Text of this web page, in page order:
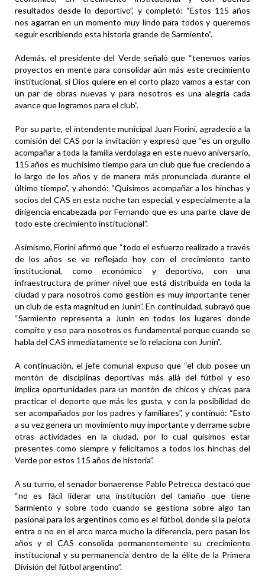
resultados desde lo deportivo”, y completó: “Estos 115 años
nos agarran en un momento muy lindo para todos y queremos
seguir escribiendo esta historia grande de Sarmiento”.
Además, el presidente del Verde señaló que “tenemos varios
proyectos en mente para consolidar aún más este crecimiento
institucional, si Dios quiere en el corto plazo vamos a estar con
un par de obras nuevas y para nosotros es una alegría cada
avance que logramos para el club”.
Por su parte, el intendente municipal Juan Fiorini, agradeció a la
comisión del CAS por la invitación y expresó que “es un orgullo
acompañar a toda la familia verdolaga en este nuevo aniversario,
115 años es muchísimo tiempo para un club que fue creciendo a
lo largo de los años y de manera más pronunciada durante el
último tiempo”, y ahondó: “Quisimos acompañar a los hinchas y
socios del CAS en esta noche tan especial, y especialmente a la
dirigencia encabezada por Fernando que es una parte clave de
todo este crecimiento institucional”.
Asimismo, Fiorini afirmó que “todo el esfuerzo realizado a través
de los años se ve reflejado hoy con el crecimiento tanto
institucional, como económico y deportivo, con una
infraestructura de primer nivel que está distribuida en toda la
ciudad y para nosotros como gestión es muy importante tener
un club de esta magnitud en Junín”. En continuidad, subrayó que
“Sarmiento representa a Junín en todos los lugares donde
compite y eso para nosotros es fundamental porque cuando se
habla del CAS inmediatamente se lo relaciona con Junín”.
A continuación, el jefe comunal expuso que “el club posee un
montón de disciplinas deportivas más allá del fútbol y eso
implica oportunidades para un montón de chicos y chicas para
practicar el deporte que más les gusta, y con la posibilidad de
ser acompañados por los padres y familiares”, y continuó: “Esto
a su vez genera un movimiento muy importante y derrame sobre
otras actividades en la ciudad, por lo cual quisimos estar
presentes como siempre y felicitamos a todos los hinchas del
Verde por estos 115 años de historia”.
A su turno, el senador bonaerense Pablo Petrecca destacó que
“no es fácil liderar una institución del tamaño que tiene
Sarmiento y sobre todo cuando se gestiona sobre algo tan
pasional para los argentinos como es el fútbol, donde si la pelota
entra o no en el arco marca mucho la diferencia, pero pasan los
años y el CAS consolida permanentemente su crecimiento
institucional y su permanencia dentro de la élite de la Primera
División del fútbol argentino”.